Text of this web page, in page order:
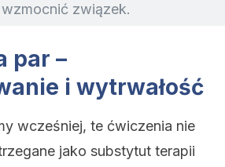
związek.
par –
i wytrwałość
wcześniej, te ćwiczenia nie
jako substytut terapii